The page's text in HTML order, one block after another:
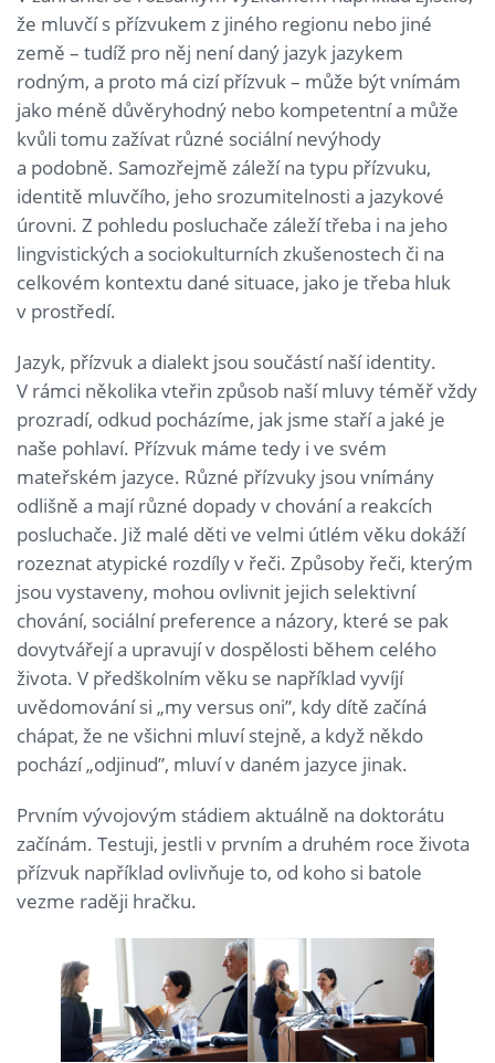
že mluvčí s přízvukem z jiného regionu nebo jiné
země – tudíž pro něj není daný jazyk jazykem
rodným, a proto má cizí přízvuk – může být vnímám
jako méně důvěryhodný nebo kompetentní a může
kvůli tomu zažívat různé sociální nevýhody
a podobně. Samozřejmě záleží na typu přízvuku,
identitě mluvčího, jeho srozumitelnosti a jazykové
úrovni. Z pohledu posluchače záleží třeba i na jeho
lingvistických a sociokulturních zkušenostech či na
celkovém kontextu dané situace, jako je třeba hluk
v prostředí.
Jazyk, přízvuk a dialekt jsou součástí naší identity.
V rámci několika vteřin způsob naší mluvy téměř vždy
prozradí, odkud pocházíme, jak jsme staří a jaké je
naše pohlaví. Přízvuk máme tedy i ve svém
mateřském jazyce. Různé přízvuky jsou vnímány
odlišně a mají různé dopady v chování a reakcích
posluchače. Již malé děti ve velmi útlém věku dokáží
rozeznat atypické rozdíly v řeči. Způsoby řeči, kterým
jsou vystaveny, mohou ovlivnit jejich selektivní
chování, sociální preference a názory, které se pak
dovytvářejí a upravují v dospělosti během celého
života. V předškolním věku se například vyvíjí
uvědomování si „my versus oni”, kdy dítě začíná
chápat, že ne všichni mluví stejně, a když někdo
pochází „odjinud”, mluví v daném jazyce jinak.
Prvním vývojovým stádiem aktuálně na doktorátu
začínám. Testuji, jestli v prvním a druhém roce života
přízvuk například ovlivňuje to, od koho si batole
vezme raději hračku.